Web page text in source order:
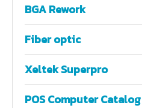
BGA Rework
Fiber optic
Xeltek Superpro
POS Computer Catalog